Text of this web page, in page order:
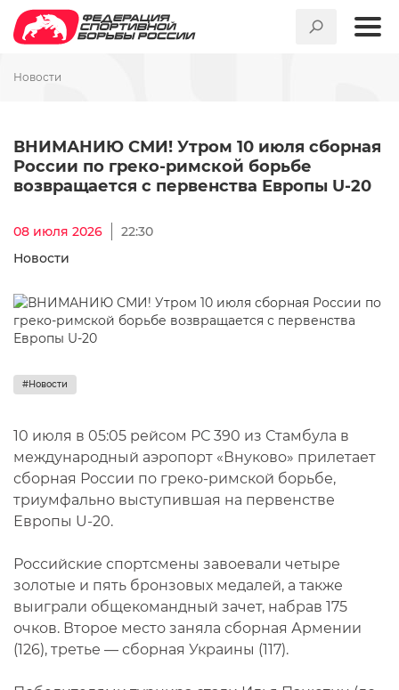
Новости
ВНИМАНИЮ СМИ! Утром 10 июля сборная
России по греко-римской борьбе
возвращается с первенства Европы U-20
08 июля 2026
22:30
Новости
#Новости
10 июля в 05:05 рейсом РС 390 из Стамбула в
международный аэропорт «Внуково» прилетает
сборная России по греко-римской борьбе,
триумфально выступившая на первенстве
Европы U-20.
Российские спортсмены завоевали четыре
золотые и пять бронзовых медалей, а также
выиграли общекомандный зачет, набрав 175
очков. Второе место заняла сборная Армении
(126), третье — сборная Украины (117).